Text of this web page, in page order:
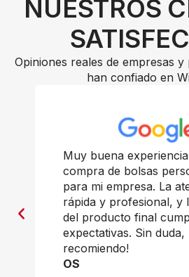
NUESTROS
Opiniones reales de empresas
han confiado en
Muy buena
compra de bolsas
para mi empresa. La
rápida y profesional, y
del producto final
expectativas. Sin duda,
recomiendo!
OS